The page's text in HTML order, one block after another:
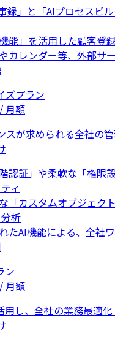
事録」と「AIプロセスビ
機能」を活用した顧客登
カレンダー等、外部サ
ズプラン
月額
スが求められる全社の
階認証」や柔軟な「権限
ィ
「カスタムオブジェク
析
たAI機能による、全社
ン
月額
用し、全社の業務最適